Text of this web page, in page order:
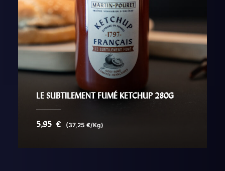
LE SUBTILEMENT FUMÉ KETCHUP 280G
5,95 € (37,25 €/Kg)